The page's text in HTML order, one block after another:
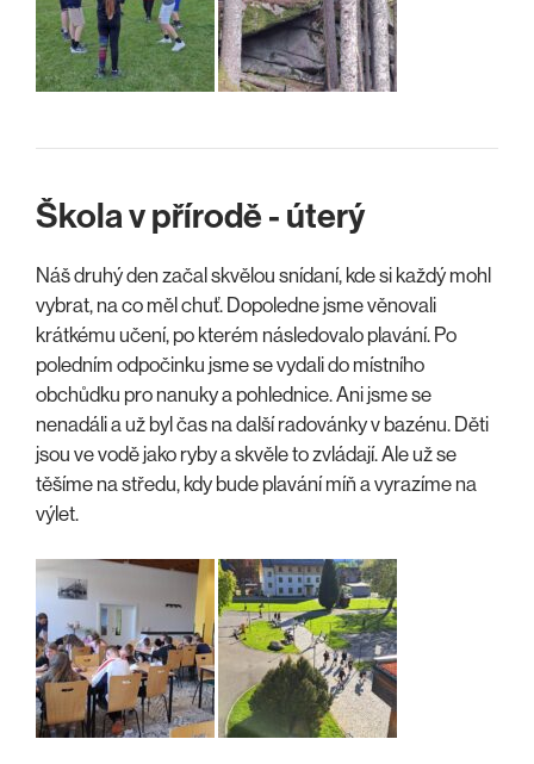
Škola v přírodě - úterý
Náš druhý den začal skvělou snídaní, kde si každý mohl
vybrat, na co měl chuť. Dopoledne jsme věnovali
krátkému učení, po kterém následovalo plavání. Po
poledním odpočinku jsme se vydali do místního
obchůdku pro nanuky a pohlednice. Ani jsme se
nenadáli a už byl čas na další radovánky v bazénu. Děti
jsou ve vodě jako ryby a skvěle to zvládají. Ale už se
těšíme na středu, kdy bude plavání míň a vyrazíme na
výlet.